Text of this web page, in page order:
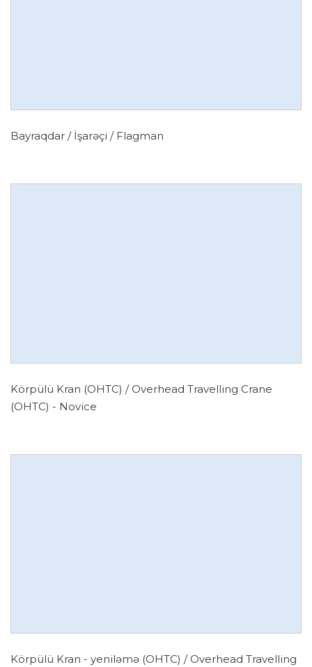
Bayraqdar / İşarəçi / Flagman
Körpülü Kran (OHTC) / Overhead Travelling Crane
(OHTC) - Novice
Körpülü Kran - yeniləmə (OHTC) / Overhead Travelling